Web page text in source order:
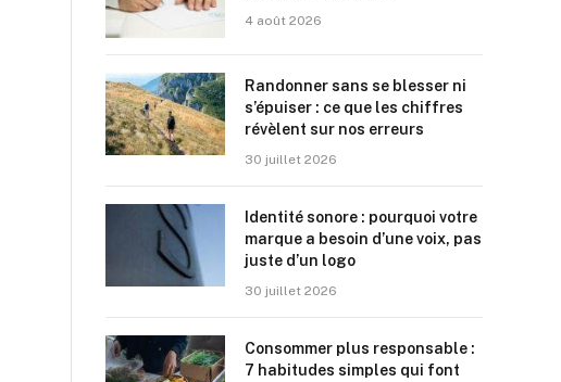
4 août 2026
Randonner sans se blesser ni
s’épuiser : ce que les chiffres
révèlent sur nos erreurs
30 juillet 2026
Identité sonore : pourquoi votre
marque a besoin d’une voix, pas
juste d’un logo
30 juillet 2026
Consommer plus responsable :
7 habitudes simples qui font